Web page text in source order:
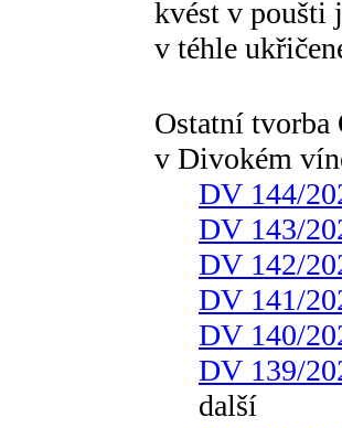
kvést v poušti
v téhle
Ostatní tvorba
v Divokém
DV 144/
DV 143/
DV 142/
DV 141/
DV 140/
DV 139/
další